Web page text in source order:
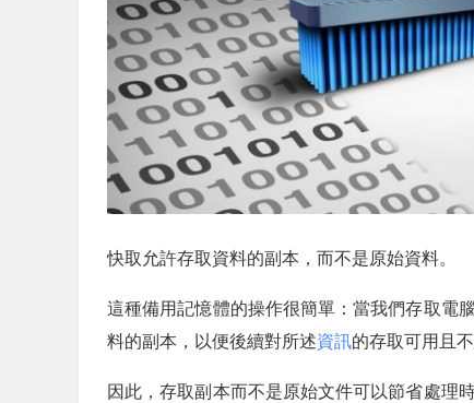
快取允許存取資料的副本，而不是原始資料。
這種備用記憶體的操作很簡單：當我們存取電
料的副本，以便後續對所述資訊的存取可用且
因此，存取副本而不是原始文件可以節省處理